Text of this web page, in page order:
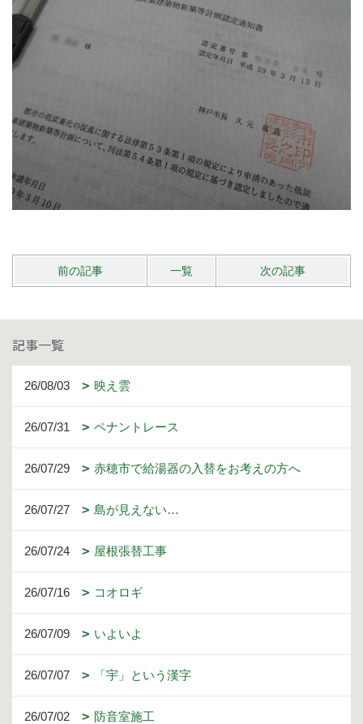
前の記事 一覧 次の記事
記事一覧
26/08/03 映え雲
26/07/31 ペナントレース
26/07/29 赤穂市で給湯器の入替をお考えの方へ
26/07/27 島が見えない…
26/07/24 屋根張替工事
26/07/16 コオロギ
26/07/09 いよいよ
26/07/07 「宇」という漢字
26/07/02 防音室施工